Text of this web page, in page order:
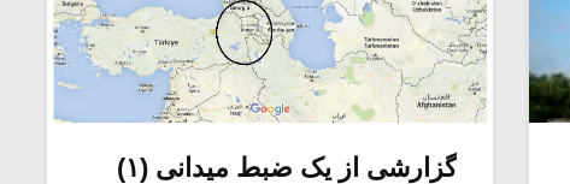
گزارشی از یک ضبط میدانی (۱)